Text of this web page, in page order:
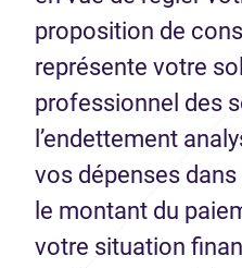
proposition de
représente votre
professionnel des
l’endettement
vos dépenses
le montant du
votre situation